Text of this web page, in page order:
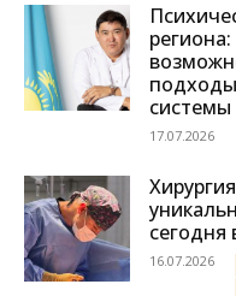
17.07.2026
16.07.2026